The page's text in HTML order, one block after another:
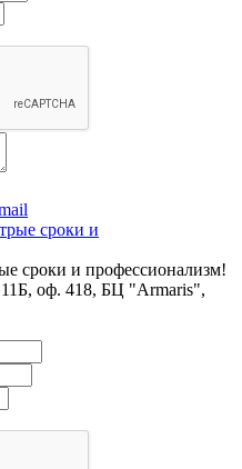
сроки и профессионализм!
оф. 418, БЦ "Armaris",